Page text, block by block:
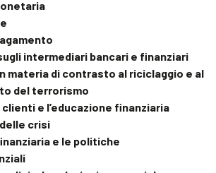
intermediari bancari e finanziari
materia di contrasto al riciclaggio e al
del terrorismo
e l’educazione finanziaria
crisi
e le politiche